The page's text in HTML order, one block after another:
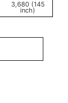
3,680 (145
inch)